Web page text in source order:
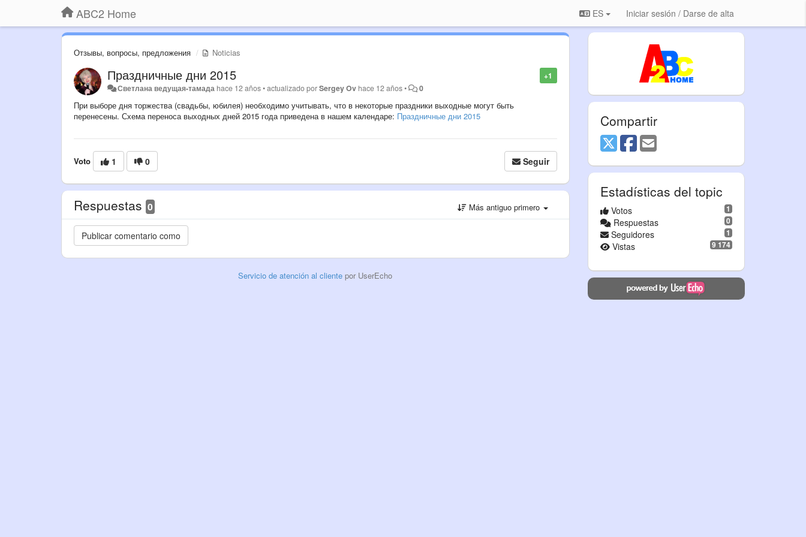
ABC2 Home ES Iniciar sesión / Darse de alta
Отзывы, вопросы, предложения Noticias
+1
Праздничные дни 2015
Светлана ведущая-тамада hace 12 años•actualizado porSergey Ov hace 12 años• 0
При выборе дня торжества (свадьбы, юбилея) необходимо учитывать, что в некоторые праздники выходные могут быть
перенесены. Схема переноса выходных дней 2015 года приведена в нашем календаре: Праздничные дни 2015
Voto 1 0 Seguir
Respuestas 0 Más antiguo primero
Servicio de atención al clientepor UserEcho
Compartir
Estadísticas del topic
1
Votos
0
Respuestas
1
Seguidores
9 174
Vistas